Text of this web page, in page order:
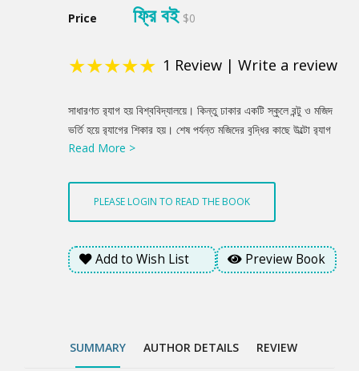
Price ফ্রি বই $0
★★★★★ 1 Review | Write a review
Product
Summery
সাধারণত র‌্যাগ হয় বিশ্ববিদ্যালয়ে। কিন্তু ঢাকার একটি স্কুলে রন্টু ও মজিদ
ভর্তি হয়ে র‌্যাগের শিকার হয়। শেষ পর্যন্ত মজিদের বুদ্ধির কাছে উল্টো র‌্যাগ
করা দল নিজেরাই র‌্যাগের শিকার হয়ে যায় এবং উচিত শিক্ষা পায়।
Read More >
PLEASE LOGIN TO READ THE BOOK
Add to Wish List Preview Book
SUMMARY AUTHOR DETAILS REVIEW